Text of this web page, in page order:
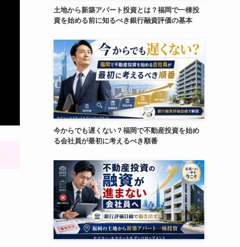
土地から新築アパート投資とは？福岡で一棟投
資を始める前に知るべき銀行融資評価の基本
今からでも遅くない？福岡で不動産投資を始め
る会社員が最初に考えるべき順番